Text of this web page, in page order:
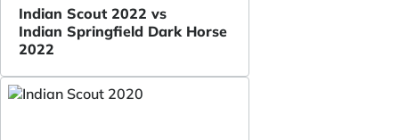
Indian Scout 2022 vs
Indian Springfield Dark Horse
2022